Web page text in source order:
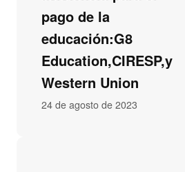
pago de la
educación:G8
Education,CIRESP,y
Western Union
24 de agosto de 2023